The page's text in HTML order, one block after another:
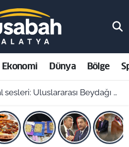
Ekonomi Dünya Bölge
Beydağı Dağ Bisikleti Yarışı kortejle başladı
Eczaneler
Haritası
ve Fikstür